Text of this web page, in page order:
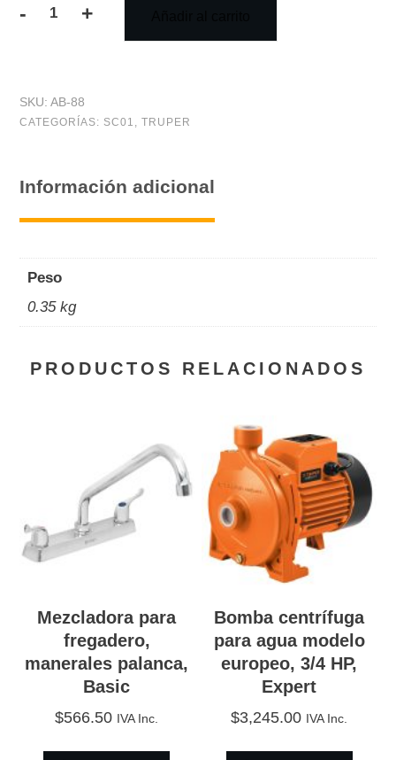
-
88,
1/8
pzas
+
SKU: AB-88
CATEGORÍAS: SC01 , TRUPER
Información adicional
Peso
0.35 kg
PRODUCTOS RELACIONADOS
Mezcladora para
fregadero,
manerales palanca,
Basic
$566.50 IVA Inc.
Bomba centrífuga
para agua modelo
europeo, 3/4 HP,
Expert
$3,245.00 IVA Inc.